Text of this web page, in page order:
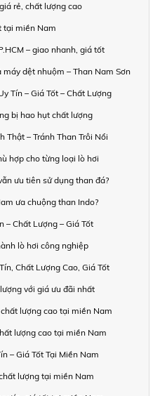
rẻ, chất lượng cao
tại miền Nam
– giao nhanh, giá tốt
dệt nhuộm – Than Nam Sơn
Tín – Giá Tốt – Chất Lượng
bị hao hụt chất lượng
Thật – Tránh Than Trôi Nổi
hợp cho từng loại lò hơi
ưu tiên sử dụng than đá?
ưa chuộng than Indo?
– Chất Lượng – Giá Tốt
lò hơi công nghiệp
Chất Lượng Cao, Giá Tốt
với giá ưu đãi nhất
lượng cao tại miền Nam
lượng cao tại miền Nam
– Giá Tốt Tại Miền Nam
lượng tại miền Nam